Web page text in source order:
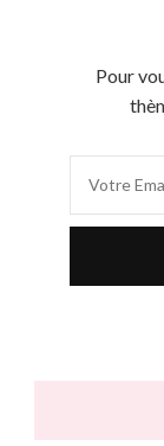
Pour